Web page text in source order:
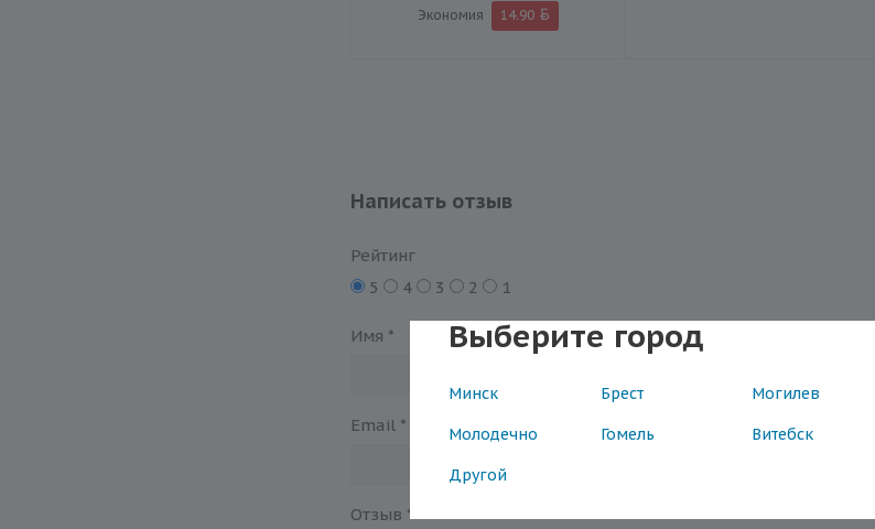
Выберите город
Минск Брест Могилев
Молодечно Гомель Витебск
Другой
Экономия 14.90
Написать отзыв
Рейтинг
5
4 3 2 1
Имя *
Email *
Отзыв *